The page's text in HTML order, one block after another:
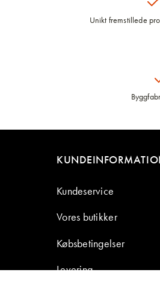
Unikt fremstillede
Kundeservice
Vores butikker
Købsbetingelser
Levering